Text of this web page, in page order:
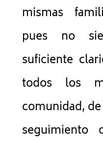
mismas
pues no
suficiente
todos los
comunidad,